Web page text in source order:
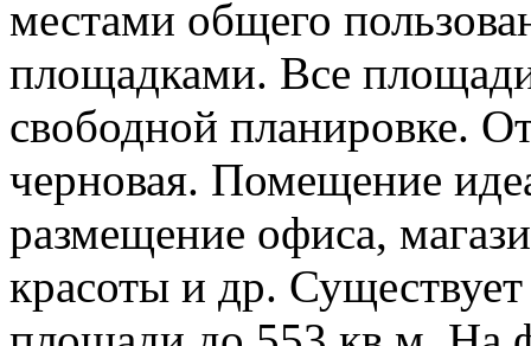
местами общего
площадками. Все
свободной планировке.
черновая. Помещение
размещение офиса,
красоты и др.